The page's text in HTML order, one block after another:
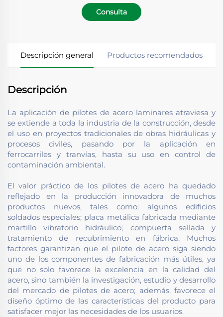
Consulta
Descripción general Productos recomendados
Descripción
La aplicación de pilotes de acero laminares atraviesa y
se extiende a toda la industria de la construcción, desde
el uso en proyectos tradicionales de obras hidráulicas y
procesos civiles, pasando por la aplicación en
ferrocarriles y tranvías, hasta su uso en control de
contaminación ambiental.
El valor práctico de los pilotes de acero ha quedado
reflejado en la producción innovadora de muchos
productos nuevos, tales como: algunos edificios
soldados especiales; placa metálica fabricada mediante
martillo vibratorio hidráulico; compuerta sellada y
tratamiento de recubrimiento en fábrica. Muchos
factores garantizan que el pilote de acero siga siendo
uno de los componentes de fabricación más útiles, ya
que no solo favorece la excelencia en la calidad del
acero, sino también la investigación, estudio y desarrollo
del mercado de pilotes de acero; además, favorece el
diseño óptimo de las características del producto para
satisfacer mejor las necesidades de los usuarios.